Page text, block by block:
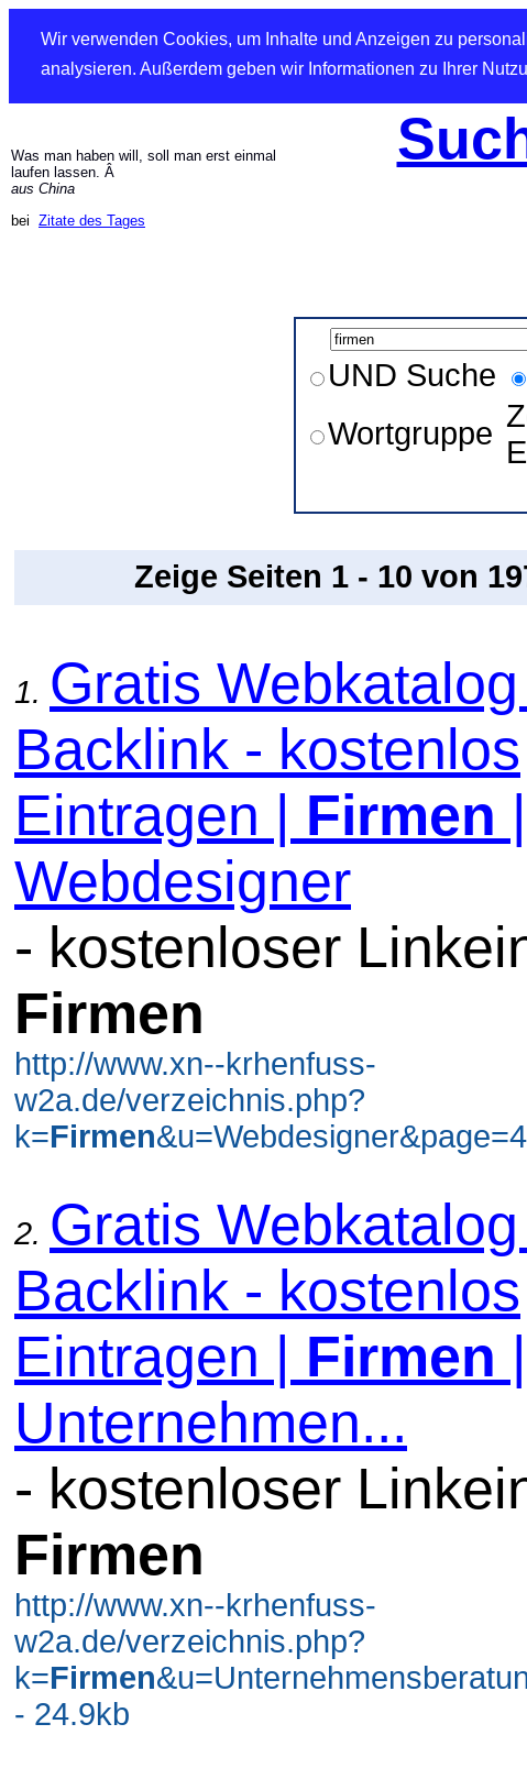
Wir verwenden Cookies, um Inhalte und Anzeigen zu
analysieren. Außerdem geben wir Informationen zu Ihrer
Was man haben will, soll man erst einmal
laufen lassen. Â
aus China
bei Zitate des Tages
UND Suche
Wortgruppe
Zeige Seiten 1 - 10 von
1. Gratis
Backlink - kostenlos
Eintragen | Firmen |
Webdesigner
- kostenloser
Firmen
http://www.xn--krhenfuss-
w2a.de/verzeichnis.php?
k=Firmen
2. Gratis
Backlink - kostenlos
Eintragen | Firmen |
Unternehmen...
- kostenloser
Firmen
http://www.xn--krhenfuss-
w2a.de/verzeichnis.php?
k=Firmen
- 24.9kb